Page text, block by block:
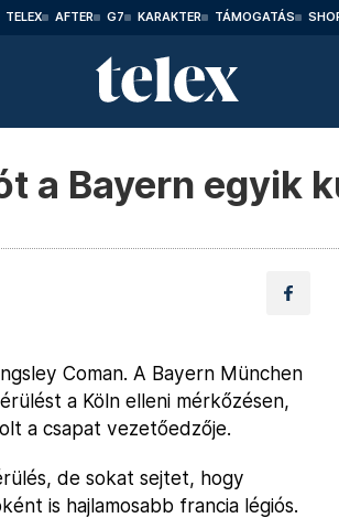
TELEX AFTER G7 KARAKTER TÁMOGATÁS
a Bayern egyik
Coman. A Bayern München
a Köln elleni mérkőzésen,
a csapat vezetőedzője.
de sokat sejtet, hogy
is hajlamosabb francia légiós.